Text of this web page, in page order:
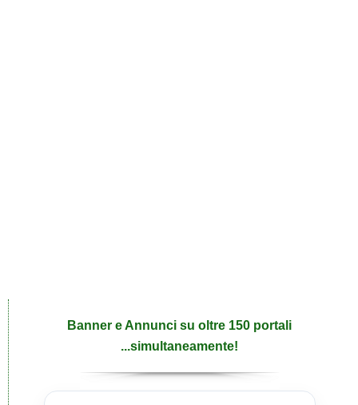
Banner e Annunci su oltre 150 portali
...simultaneamente!